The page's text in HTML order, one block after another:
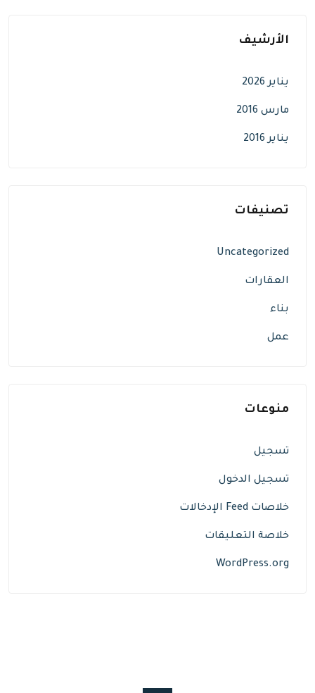
الأرشيف
يناير 2026
مارس 2016
يناير 2016
تصنيفات
Uncategorized
العقارات
بناء
عمل
منوعات
تسجيل
تسجيل الدخول
خلاصات Feed الإدخالات
خلاصة التعليقات
WordPress.org